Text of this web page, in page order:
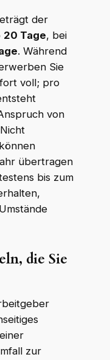
der
20 Tage, bei
. Während
Sie
voll; pro
von
übertragen
bis zum
die Sie
zur